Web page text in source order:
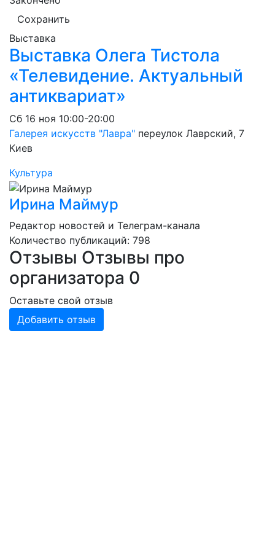
Сохранить
Выставка
Выставка Олега Тистола
«Телевидение. Актуальный
антиквариат»
Сб 16 ноя 10:00-20:00
Галерея искусств "Лавра" переулок Лаврский, 7
Киев
Культура
Ирина Маймур
Редактор новостей и Телеграм-канала
Количество публикаций: 798
Отзывы Отзывы про
организатора 0
Оставьте свой отзыв
Добавить отзыв